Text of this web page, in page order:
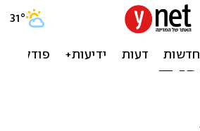
מאה עובדי
מפגינים בשל